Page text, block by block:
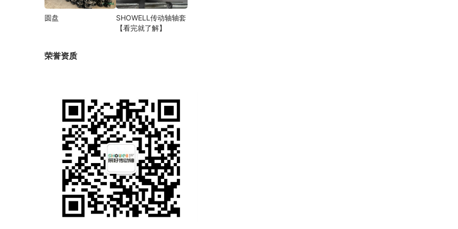
圆盘
SHOWELL传动轴轴套
【看完就了解】
荣誉资质